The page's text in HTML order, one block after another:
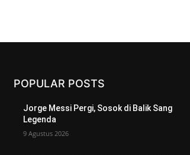
POPULAR POSTS
Jorge Messi Pergi, Sosok di Balik Sang
Legenda
9 Agustus 2026